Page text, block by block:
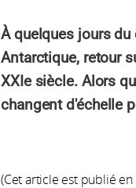
À quelques jours
Antarctique, retour
XXIe siècle. Alors
changent d'échelle
(Cet article est publié